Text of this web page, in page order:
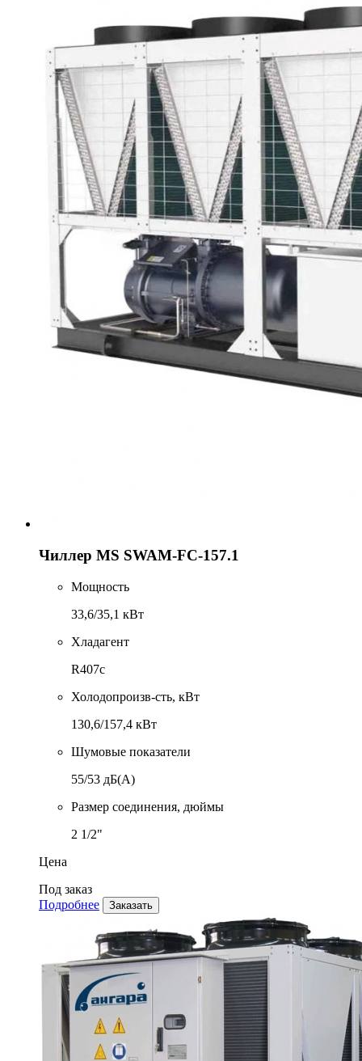
Чиллер MS SWAM-FC-157.1
Мощность
33,6/35,1 кВт
Хладагент
R407c
Холодопроизв-сть, кВт
130,6/157,4 кВт
Шумовые показатели
55/53 дБ(А)
Размер соединения, дюймы
2 1/2"
Цена
Под заказ
Подробнее
Заказать